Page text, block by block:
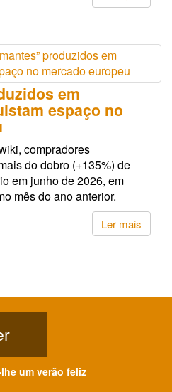
em
espaço no
compradores
do dobro (+135%) de
em junho de 2026, em
mês do ano anterior.
Ler mais
um verão feliz